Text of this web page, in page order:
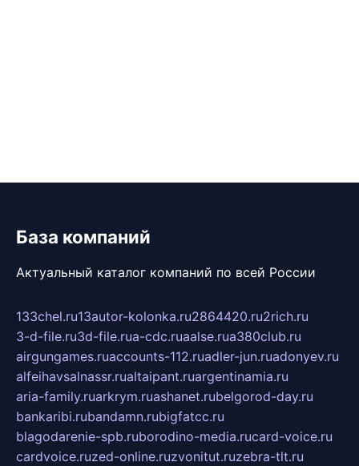
База компаний
Актуальный каталог компаний по всей России
133chel.ru13autor-kolonka.ru2864420.ru2rich.ru
3-d-file.ru3d-file.rua-cdc.ruaalse.rua380club.ru
airgungames.ruaccounts-112.ruadler-jun.ruadonyev.ru
alfeihavsalnassr.rualtaipant.ruargentinamia.ru
aria-family.ruarkrym.ruashanet.rubelgorod-day.ru
bankaribi.rubandamn.rubigfatcc.ru
blagodarenie-spb.ruborodino-media.rucard-voice.ru
cardvoice.ruzed-online.ruzvonitut.ruzebra-tlt.ru